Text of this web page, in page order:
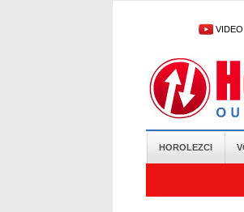
VIDEO
HOROLEZCI